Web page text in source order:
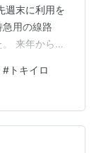
週末に利用を
用の線路
来年から運
ここから見
閉館しまし
線のホームに
囲いが施さ
そうです。
# トキイロ